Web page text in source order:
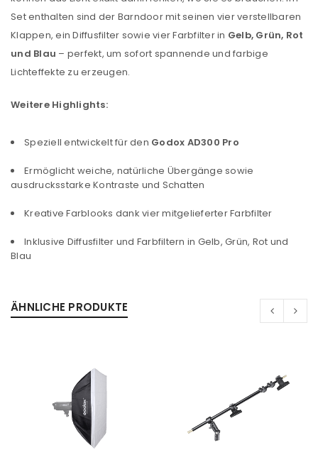
ANMELDEN
Passwort*
Set enthalten sind der Barndoor mit seinen vier verstellbaren
Klappen, ein Diffusfilter sowie vier Farbfilter in Gelb, Grün, Rot
und Blau – perfekt, um sofort spannende und farbige
Lichteffekte zu erzeugen.
Weitere Highlights:
Speziell entwickelt für den Godox AD300 Pro
Ermöglicht weiche, natürliche Übergänge sowie
ausdrucksstarke Kontraste und Schatten
Kreative Farblooks dank vier mitgelieferter Farbfilter
Inklusive Diffusfilter und Farbfiltern in Gelb, Grün, Rot und
Blau
ÄHNLICHE PRODUKTE